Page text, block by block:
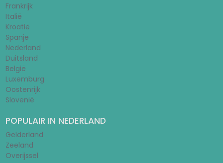
Frankrijk
Italië
Kroatië
Spanje
Nederland
Duitsland
België
Luxemburg
Oostenrijk
Slovenië
POPULAIR IN NEDERLAND
Gelderland
Zeeland
Overijssel